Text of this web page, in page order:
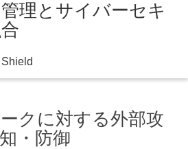
理とサイバーセキ
クに対する外部攻
・防御